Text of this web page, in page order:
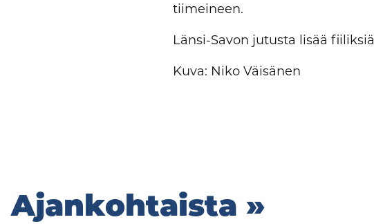
tiimeineen.
Länsi-Savon jutusta lisää fiiliksiä
Kuva: Niko Väisänen
Ajankohtaista »